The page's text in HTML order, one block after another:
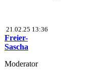
21.02.25 13:36
Freier-
Sascha
Moderator